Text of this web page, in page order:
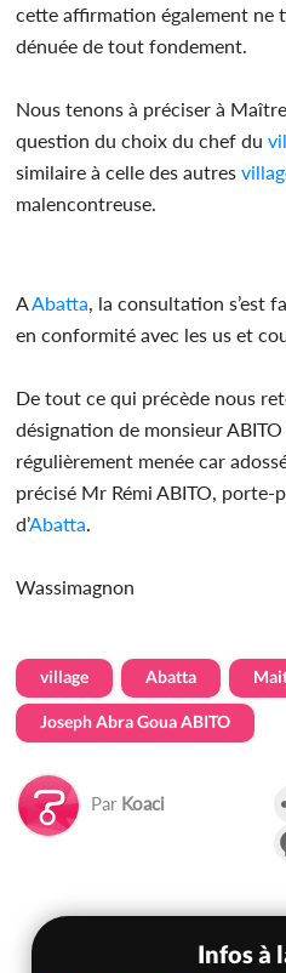
cette affirmation également ne
dénuée de tout fondement.
Nous tenons à préciser à
question du choix du chef du
similaire à celle des autres
malencontreuse.
A Abatta , la consultation s’est
en conformité avec les us et
De tout ce qui précède nous
désignation de monsieur
régulièrement menée car
précisé Mr Rémi ABITO, porte-
d’Abatta
Wassimagnon
village Abatta
Joseph Abra Goua ABITO
Par Koaci
Infos à